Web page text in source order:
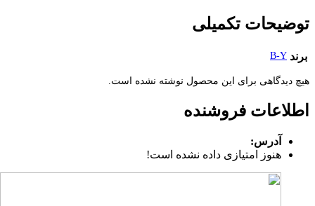
توضیحات تکمیلی
برند B-Y
هیچ دیدگاهی برای این محصول نوشته نشده است.
اطلاعات فروشنده
آدرس:
هنوز امتیازی داده نشده است!